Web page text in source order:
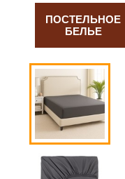
ПОСТЕЛЬНОЕ
БЕЛЬЕ